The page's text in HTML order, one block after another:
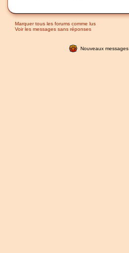
Marquer tous les forums comme lus
Voir les messages sans réponses
Nouveaux messages